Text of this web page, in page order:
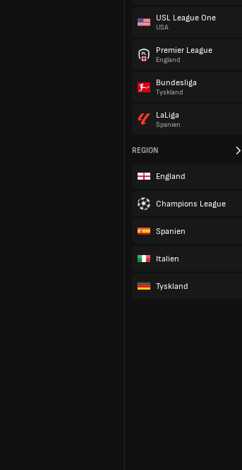
USL League One
USA
Premier League
England
Bundesliga
Tyskland
LaLiga
Spanien
REGION
England
Champions League
Spanien
Italien
Tyskland